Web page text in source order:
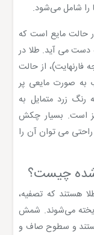
را شامل می‌شود.
حالت مایع است که
دست می آید. طلا در
1064 درجه سانتیگراد (1947 درجه فارنهایت)، از حالت
به صورت مایعی پر
زرد متمایل به
است. بسیار چکش
می توان آن را
چیست؟
هستند که تصفیه،
ریخته می‌شوند. شمش
و سطوح صاف و